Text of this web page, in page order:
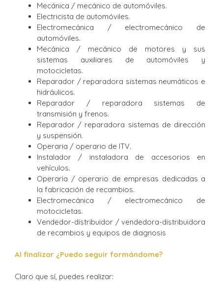
Mecánica / mecánico de automóviles.
Electricista de automóviles.
Electromecánica / electromecánico de
automóviles.
Mecánica / mecánico de motores y sus
sistemas auxiliares de automóviles y
motocicletas.
Reparador / reparadora sistemas neumáticos e
hidráulicos.
Reparador / reparadora sistemas de
transmisión y frenos.
Reparador / reparadora sistemas de dirección
y suspensión.
Operaria / operario de ITV.
Instalador / instaladora de accesorios en
vehículos.
Operaria / operario de empresas dedicadas a
la fabricación de recambios.
Electromecánica / electromecánico de
motocicletas.
Vendedor-distribuidor / vendedora-distribuidora
de recambios y equipos de diagnosis
Al finalizar ¿Puedo seguir formándome?
Claro que sí, puedes realizar: